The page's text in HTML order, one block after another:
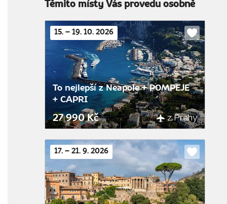
Těmito místy Vás provedu osobně
15. – 19. 10. 2026
Do
oblíbených
To nejlepší z Neapole + POMPEJE
+ CAPRI
27 990 Kč z Prahy
17. – 21. 9. 2026
Do
oblíbených